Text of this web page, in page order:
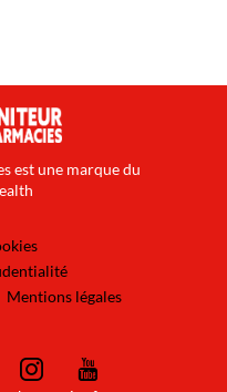
est une marque du
Mentions légales